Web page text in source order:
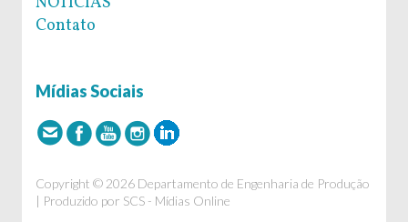
Contato
Mídias Sociais
Copyright © 2026 Departamento de Engenharia de Produção
| Produzido por SCS - Mídias Online